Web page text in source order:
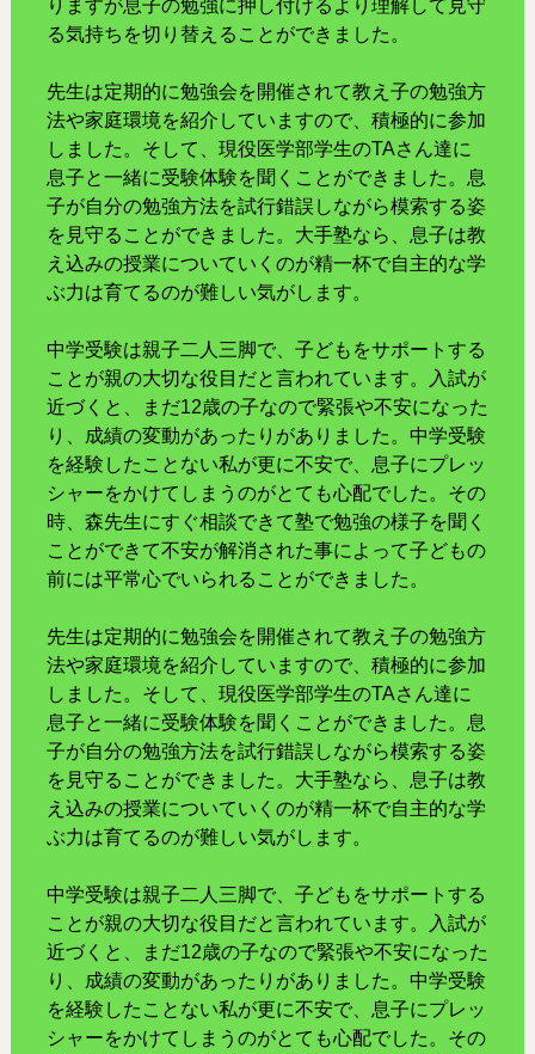
りますが息子の勉強に押し付けるより理解して見守
る気持ちを切り替えることができました。
先生は定期的に勉強会を開催されて教え子の勉強方
法や家庭環境を紹介していますので、積極的に参加
しました。そして、現役医学部学生のTAさん達に
息子と一緒に受験体験を聞くことができました。息
子が自分の勉強方法を試行錯誤しながら模索する姿
を見守ることができました。大手塾なら、息子は教
え込みの授業についていくのが精一杯で自主的な学
ぶ力は育てるのが難しい気がします。
中学受験は親子二人三脚で、子どもをサポートする
ことが親の大切な役目だと言われています。入試が
近づくと、まだ12歳の子なので緊張や不安になった
り、成績の変動があったりがありました。中学受験
を経験したことない私が更に不安で、息子にプレッ
シャーをかけてしまうのがとても心配でした。その
時、森先生にすぐ相談できて塾で勉強の様子を聞く
ことができて不安が解消された事によって子どもの
前には平常心でいられることができました。
先生は定期的に勉強会を開催されて教え子の勉強方
法や家庭環境を紹介していますので、積極的に参加
しました。そして、現役医学部学生のTAさん達に
息子と一緒に受験体験を聞くことができました。息
子が自分の勉強方法を試行錯誤しながら模索する姿
を見守ることができました。大手塾なら、息子は教
え込みの授業についていくのが精一杯で自主的な学
ぶ力は育てるのが難しい気がします。
中学受験は親子二人三脚で、子どもをサポートする
ことが親の大切な役目だと言われています。入試が
近づくと、まだ12歳の子なので緊張や不安になった
り、成績の変動があったりがありました。中学受験
を経験したことない私が更に不安で、息子にプレッ
シャーをかけてしまうのがとても心配でした。その